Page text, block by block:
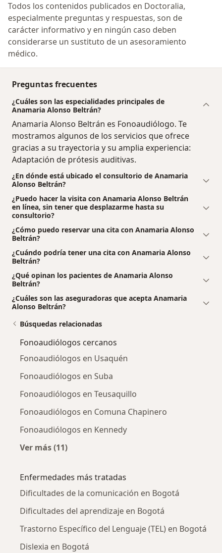
Todos los contenidos publicados en Doctoralia,
especialmente preguntas y respuestas, son de
carácter informativo y en ningún caso deben
considerarse un sustituto de un asesoramiento
médico.
Preguntas frecuentes
¿Cuáles son las especialidades principales de
Anamaria Alonso Beltrán?
Anamaria Alonso Beltrán es Fonoaudiólogo. Te
mostramos algunos de los servicios que ofrece
gracias a su trayectoria y su amplia experiencia:
Adaptación de prótesis auditivas.
¿En dónde está ubicado el consultorio de Anamaria
Alonso Beltrán?
¿Puedo hacer la visita con Anamaria Alonso Beltrán
en línea, sin tener que desplazarme hasta su
consultorio?
¿Cómo puedo reservar una cita con Anamaria Alonso
Beltrán?
¿Cuándo podría tener una cita con Anamaria Alonso
Beltrán?
¿Qué opinan los pacientes de Anamaria Alonso
Beltrán?
¿Cuáles son las aseguradoras que acepta Anamaria
Alonso Beltrán?
Búsquedas relacionadas
Fonoaudiólogos cercanos
Fonoaudiólogos en Usaquén
Fonoaudiólogos en Suba
Fonoaudiólogos en Teusaquillo
Fonoaudiólogos en Comuna Chapinero
Fonoaudiólogos en Kennedy
Ver más (11)
Enfermedades más tratadas
Dificultades de la comunicación en Bogotá
Dificultades del aprendizaje en Bogotá
Trastorno Específico del Lenguaje (TEL) en Bogotá
Dislexia en Bogotá